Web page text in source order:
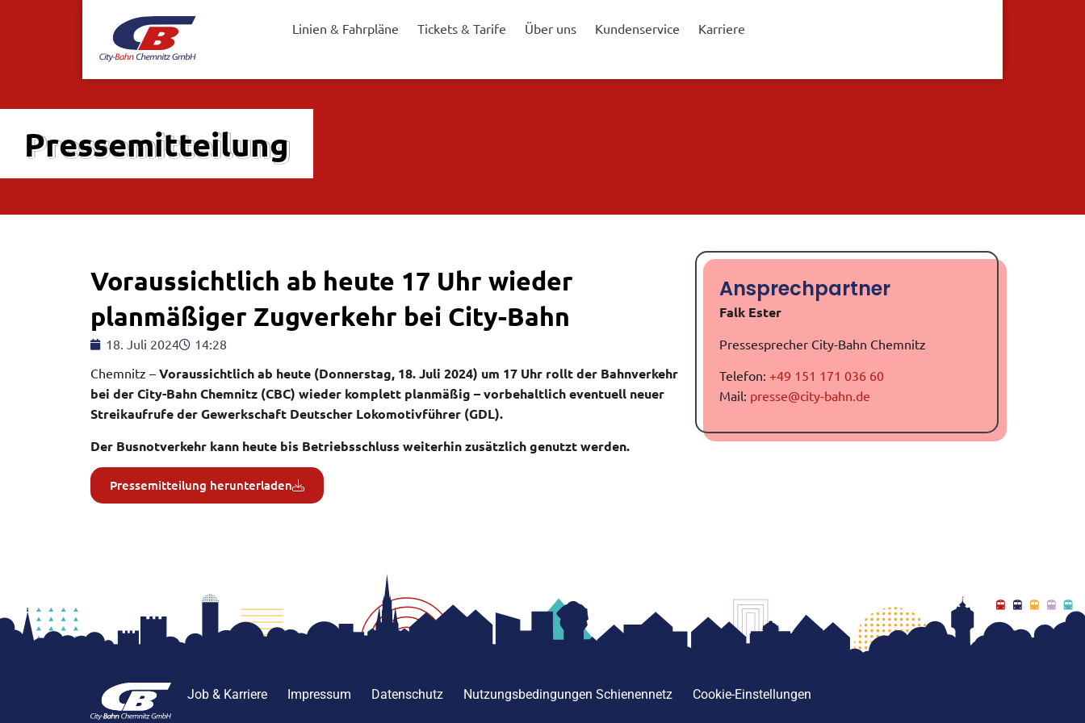
Linien & Fahrpläne Tickets & Tarife Über uns Kundenservice Karriere
Pressemitteilung
Voraussichtlich ab heute 17 Uhr wieder
planmäßiger Zugverkehr bei City-Bahn
18. Juli 2024
14:28
Chemnitz – Voraussichtlich ab heute (Donnerstag, 18. Juli 2024) um 17 Uhr rollt der Bahnverkehr
bei der City-Bahn Chemnitz (CBC) wieder komplett planmäßig – vorbehaltlich eventuell neuer
Streikaufrufe der Gewerkschaft Deutscher Lokomotivführer (GDL).
Der Busnotverkehr kann heute bis Betriebsschluss weiterhin zusätzlich genutzt werden.
Pressemitteilung herunterladen
Ansprechpartner
Falk Ester
Pressesprecher City-Bahn Chemnitz
Telefon: +49 151 171 036 60
Mail: presse@city-bahn.de
Job & Karriere Impressum Datenschutz Nutzungsbedingungen Schienennetz Cookie-Einstellungen